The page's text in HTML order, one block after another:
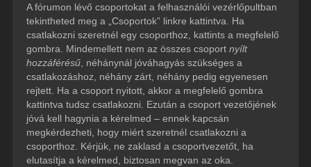
A fórumon lévő csoportokat a felhasználói vezérlőpultban
tekintheted meg a „Csoportok” linkre kattintva. Ha
csatlakozni szeretnél egy csoporthoz, kattints a megfelelő
gombra. Mindemellett nem az összes csoport nyílt
hozzáférésű, néhánynál jóváhagyás szükséges a
csatlakozáshoz, néhány zárt, néhány pedig egyenesen
rejtett. Ha a csoport nyitott, akkor a megfelelő gombra
kattintva tudsz csatlakozni. Ezután a csoport vezetőjének
jóvá kell hagynia a kérelmed – ennek kapcsán
megkérdezheti, hogy miért szeretnél csatlakozni a
csoporthoz. Kérjük, ne zaklasd a csoportvezetőt, ha
elutasítja a kérelmed, biztosan megvan az oka.